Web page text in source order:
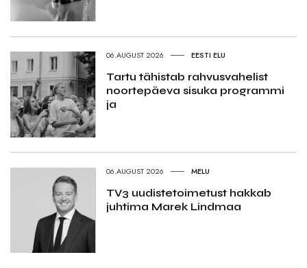
06.AUGUST 2026 EESTI ELU
Tartu tähistab rahvusvahelist
noortepäeva sisuka programmi
ja
06.AUGUST 2026 MELU
TV3 uudistetoimetust hakkab
juhtima Marek Lindmaa